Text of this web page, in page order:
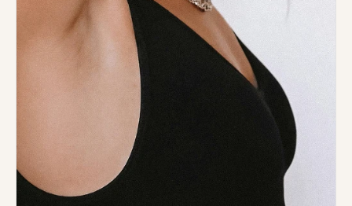
Hos Wunderwear finder du støttende og
komfortable ammebh'er med god pasform.
Du finder blandt andet ammebh'er fra
Anita, som er lavet i blød, dobbeltlags
mikrofiber med sømløse, formstøbte skåle
og støttende bøjle.
Den ekstra bløde og åbne bøjle mindsker
risikoen for af klemning af mælkekirtler og
gange. Med elastiske kantbånd og
skulderstropper sikres maksimal komfort
under brystets vekslende fylde i amme-
perioden.